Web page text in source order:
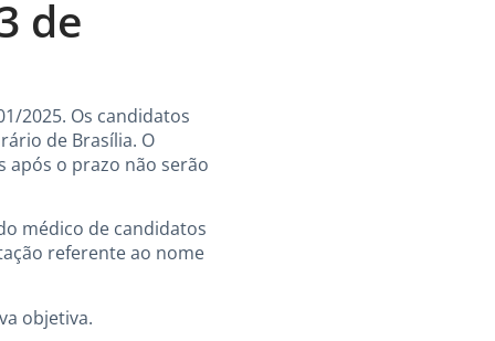
de
2025. Os candidatos
de Brasília. O
após o prazo não serão
médico de candidatos
referente ao nome
objetiva.